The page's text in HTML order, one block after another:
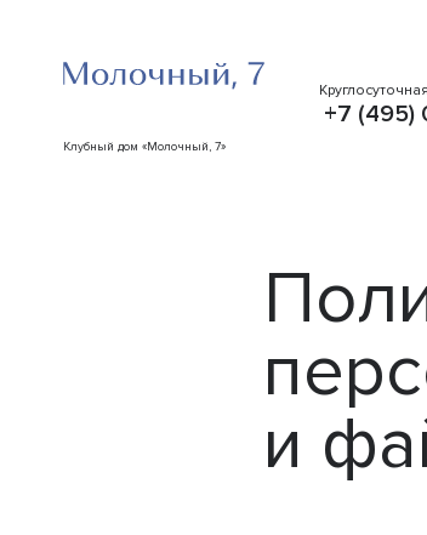
Клубный дом «Молочный, 7»
+7 (495)
и